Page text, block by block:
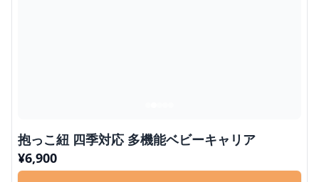
抱っこ紐 四季対応 多機能ベビーキャリア
¥6,900